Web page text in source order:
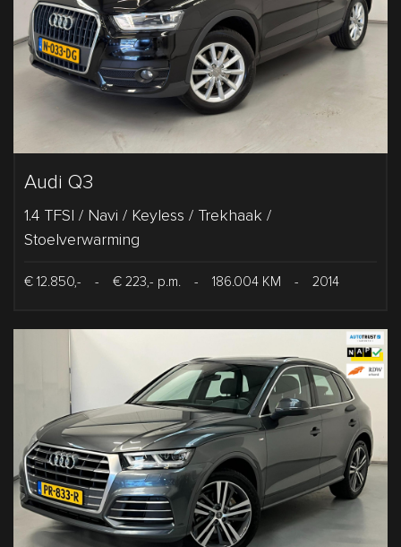
Audi Q3
1.4 TFSI / Navi / Keyless / Trekhaak /
Stoelverwarming
€ 12.850,- - € 223,- p.m. - 186.004 KM - 2014